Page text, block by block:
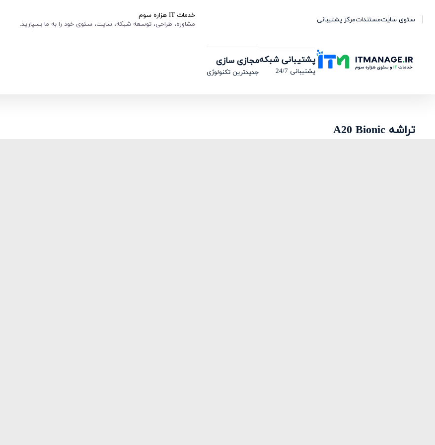
خدمات IT هزاره سوم
مشاوره، طراحی، توسعه شبکه، سایت، سئوی خود را به ما بسپارید.
سئوی سایتمستنداتمرکز پشتیبانی
پشتیبانی شبکه
پشتیبانی 24/7
مجازی سازی
جدیدترین تکنولوژی
تراشه A20 Bionic